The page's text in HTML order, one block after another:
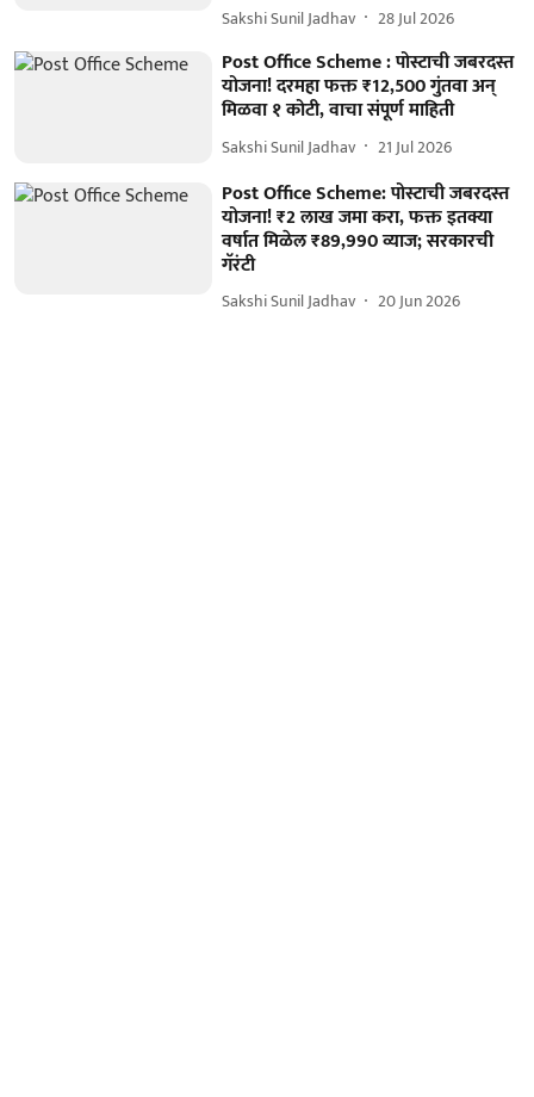
Sakshi Sunil Jadhav 28 Jul 2026
Post Office Scheme : पोस्टाची जबरदस्त
योजना! दरमहा फक्त ₹12,500 गुंतवा अन्
मिळवा १ कोटी, वाचा संपूर्ण माहिती
Sakshi Sunil Jadhav 21 Jul 2026
Post Office Scheme: पोस्टाची जबरदस्त
योजना! ₹2 लाख जमा करा, फक्त इतक्या
वर्षात मिळेल ₹89,990 व्याज; सरकारची
गॅरंटी
Sakshi Sunil Jadhav 20 Jun 2026